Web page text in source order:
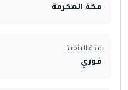
مكة المكرمة
مدة التنفيذ
فوري